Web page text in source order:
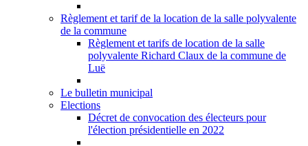
Règlement et tarif de la location de la salle polyvalente
de la commune
Règlement et tarifs de location de la salle
polyvalente Richard Claux de la commune de
Luë
Le bulletin municipal
Elections
Décret de convocation des électeurs pour
l'élection présidentielle en 2022